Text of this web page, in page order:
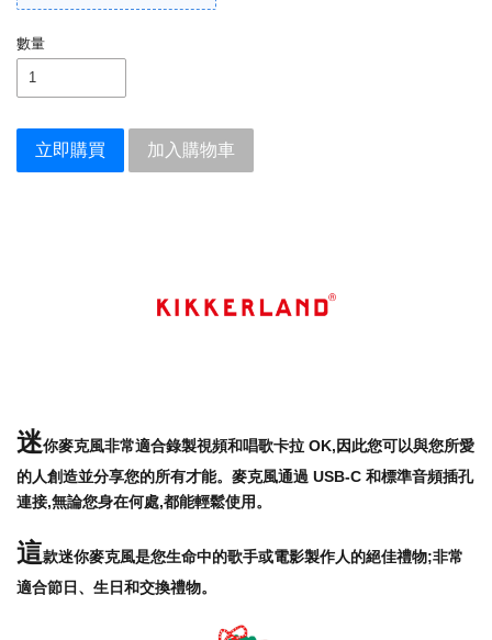
數量
立即購買 加入購物車
迷你麥克風非常適合錄製視頻和唱歌卡拉 OK,因此您可以與您所愛
的人創造並分享您的所有才能。 麥克風通過 USB-C 和標準音頻插孔
連接,無論您身在何處,都能輕鬆使用。
這款迷你麥克風是您生命中的歌手或電影製作人的絕佳禮物;非常
適合節日、生日和交換禮物。